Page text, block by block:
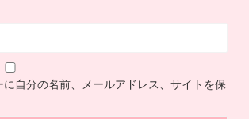
自分の名前、メールアドレス、サイトを保